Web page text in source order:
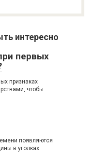
интересно
первых
признаках
чтобы
появляются
в уголках